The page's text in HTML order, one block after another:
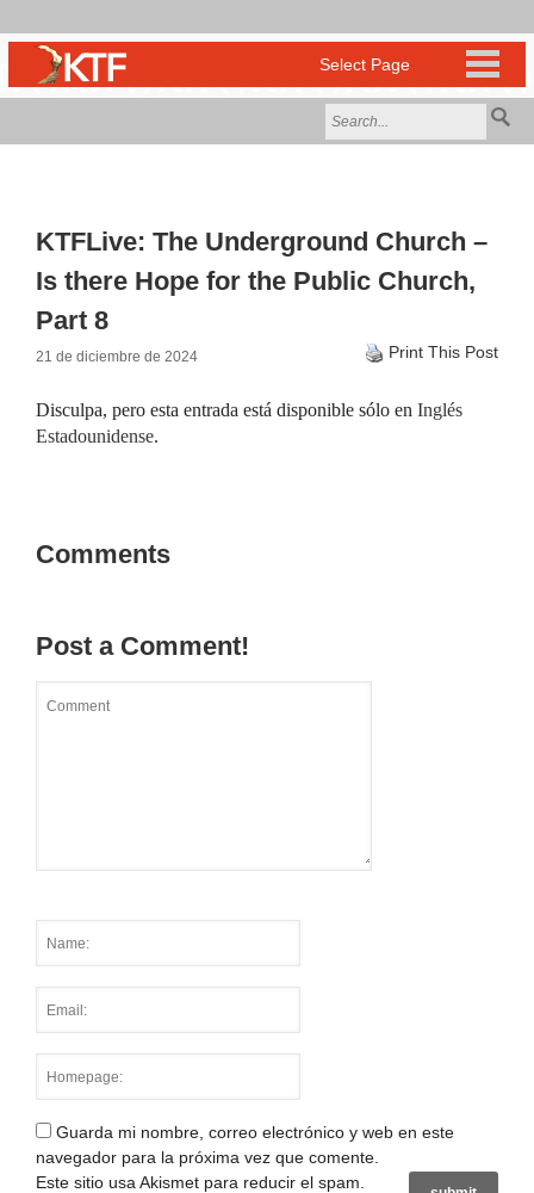
KTFLive: The Underground Church –
Is there Hope for the Public Church,
Part 8
21 de diciembre de 2024 Print This Post
Disculpa, pero esta entrada está disponible sólo en Inglés
Estadounidense.
Comments
Post a Comment!
Guarda mi nombre, correo electrónico y web en este
navegador para la próxima vez que comente.
Este sitio usa Akismet para reducir el spam.